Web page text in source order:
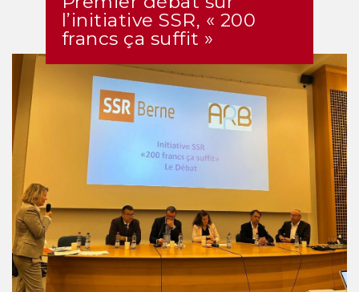
l’initiative SSR, « 200
francs ça suffit »